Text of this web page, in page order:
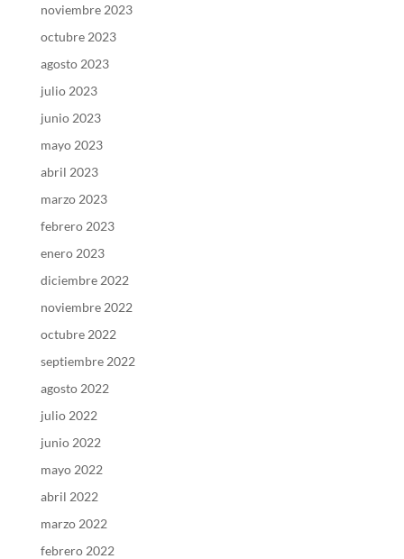
noviembre 2023
octubre 2023
agosto 2023
julio 2023
junio 2023
mayo 2023
abril 2023
marzo 2023
febrero 2023
enero 2023
diciembre 2022
noviembre 2022
octubre 2022
septiembre 2022
agosto 2022
julio 2022
junio 2022
mayo 2022
abril 2022
marzo 2022
febrero 2022